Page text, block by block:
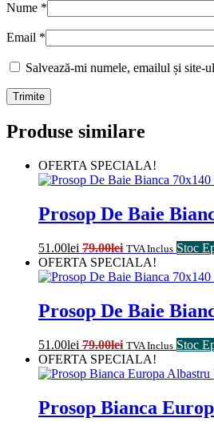
Nume *
Email *
Salvează-mi numele, emailul și site-
Produse similare
OFERTA SPECIALA!
Prosop De Baie
51.00lei 79.00lei TVA Inclus Stoc
OFERTA SPECIALA!
Prosop De Baie
51.00lei 79.00lei TVA Inclus Stoc
OFERTA SPECIALA!
Prosop Bianca